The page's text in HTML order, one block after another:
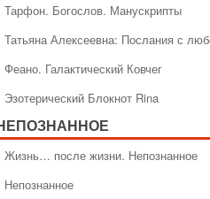
Тарфон. Богослов. Манускрипты
Татьяна Алексеевна: Послания с
Феано. Галактический Ковчег
Эзотерический Блокнот Rina
Жизнь… после жизни. Непознанное
Непознанное